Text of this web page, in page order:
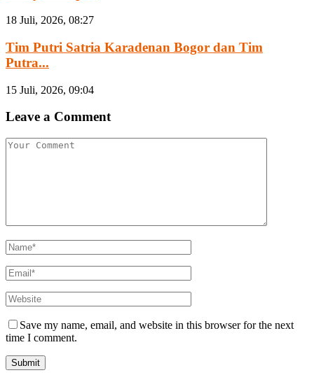
18 Juli, 2026, 08:27
Tim Putri Satria Karadenan Bogor dan Tim
Putra...
15 Juli, 2026, 09:04
Leave a Comment
Save my name, email, and website in this browser for the next
time I comment.